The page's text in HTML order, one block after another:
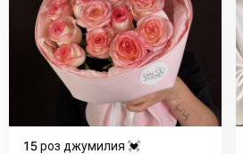
15 роз джумилия 💓